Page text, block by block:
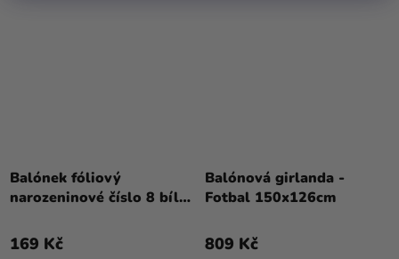
Balónek fóliový
narozeninové číslo 8 bílý
169 Kč
Balónová girlanda -
Fotbal 150x126cm
809 Kč